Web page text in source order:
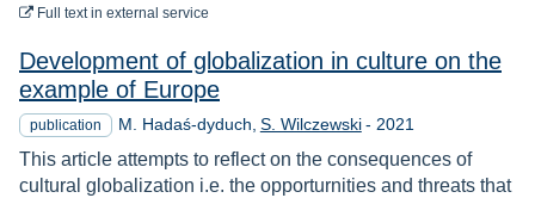
Full text to download
in external service
Development of globalization in culture on the
example of Europe
publication M. Hadaś-dyduch S. Wilczewski - Year
2021
This article attempts to reflect on the consequences of
cultural globalization i.e. the opporturnities and threats that